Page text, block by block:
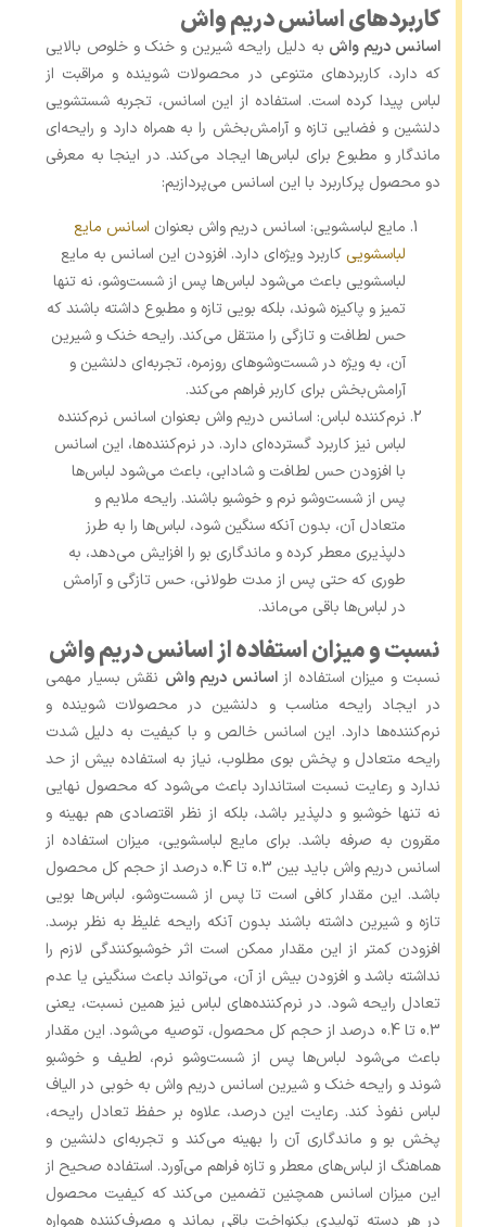
کاربردهای اسانس دریم واش
اسانس دریم واش به دلیل رایحه شیرین و خنک و خلوص بالایی
که دارد، کاربردهای متنوعی در محصولات شوینده و مراقبت از
لباس پیدا کرده است. استفاده از این اسانس، تجربه شستشویی
دلنشین و فضایی تازه و آرامش‌بخش را به همراه دارد و رایحه‌ای
ماندگار و مطبوع برای لباس‌ها ایجاد می‌کند. در اینجا به معرفی
دو محصول پرکاربرد با این اسانس می‌پردازیم:
مایع لباسشویی: اسانس دریم واش بعنوان اسانس مایع
لباسشویی کاربرد ویژه‌ای دارد. افزودن این اسانس به مایع
لباسشویی باعث می‌شود لباس‌ها پس از شست‌وشو، نه‌ تنها
تمیز و پاکیزه شوند، بلکه بویی تازه و مطبوع داشته باشند که
حس لطافت و تازگی را منتقل می‌کند. رایحه خنک و شیرین
آن، به ویژه در شست‌وشوهای روزمره، تجربه‌ای دلنشین و
آرامش‌بخش برای کاربر فراهم می‌کند.
نرم‌کننده لباس: اسانس دریم واش بعنوان اسانس نرم‌کننده
لباس نیز کاربرد گسترده‌ای دارد. در نرم‌کننده‌ها، این اسانس
با افزودن حس لطافت و شادابی، باعث می‌شود لباس‌ها
پس از شست‌وشو نرم و خوشبو باشند. رایحه ملایم و
متعادل آن، بدون آنکه سنگین شود، لباس‌ها را به طرز
دلپذیری معطر کرده و ماندگاری بو را افزایش می‌دهد، به
طوری که حتی پس از مدت طولانی، حس تازگی و آرامش
در لباس‌ها باقی می‌ماند.
نسبت و میزان استفاده از اسانس دریم واش
نسبت و میزان استفاده ازاسانس دریم واش نقش بسیار مهمی
در ایجاد رایحه مناسب و دلنشین در محصولات شوینده و
نرم‌کننده‌ها دارد. این اسانس خالص و با کیفیت به دلیل شدت
رایحه متعادل و پخش بوی مطلوب، نیاز به استفاده بیش از حد
ندارد و رعایت نسبت استاندارد باعث می‌شود که محصول نهایی
نه تنها خوشبو و دلپذیر باشد، بلکه از نظر اقتصادی هم بهینه و
مقرون ‌به ‌صرفه باشد. برای مایع لباسشویی، میزان استفاده از
اسانس دریم واش باید بین 0.3 تا 0.4 درصد از حجم کل محصول
باشد. این مقدار کافی است تا پس از شست‌وشو، لباس‌ها بویی
تازه و شیرین داشته باشند بدون آنکه رایحه غلیظ به نظر برسد.
افزودن کمتر از این مقدار ممکن است اثر خوشبوکنندگی لازم را
نداشته باشد و افزودن بیش از آن، می‌تواند باعث سنگینی یا عدم
تعادل رایحه شود. در نرم‌کننده‌های لباس نیز همین نسبت، یعنی
0.3 تا 0.4 درصد از حجم کل محصول، توصیه می‌شود. این مقدار
باعث می‌شود لباس‌ها پس از شست‌وشو نرم، لطیف و خوشبو
شوند و رایحه خنک و شیرین اسانس دریم واش به خوبی در الیاف
لباس نفوذ کند. رعایت این درصد، علاوه بر حفظ تعادل رایحه،
پخش بو و ماندگاری آن را بهینه می‌کند و تجربه‌ای دلنشین و
هماهنگ از لباس‌های معطر و تازه فراهم می‌آورد. استفاده صحیح از
این میزان اسانس همچنین تضمین می‌کند که کیفیت محصول
در هر دسته تولیدی یکنواخت باقی بماند و مصرف‌کننده همواره